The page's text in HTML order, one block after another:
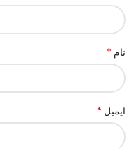
نام *
ایمیل *